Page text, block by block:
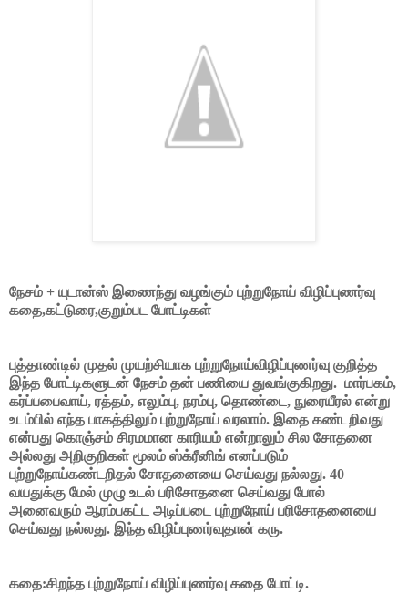
நேசம் + யுடான்ஸ் இணைந்து வழங்கும் புற்றுநோய் விழிப்புணர்வு
கதை,கட்டுரை,குறும்பட போட்டிகள்
புத்தாண்டில் முதல் முயற்சியாக புற்றுநோய்விழிப்புணர்வு குறித்த
இந்த போட்டிகளுடன் நேசம் தன் பணியை துவங்குகிறது. மார்பகம்,
கர்ப்பபைவாய், ரத்தம், எலும்பு, நரம்பு, தொண்டை, நுரையீரல் என்று
உடம்பில் எந்த பாகத்திலும் புற்றுநோய் வரலாம். இதை கண்டறிவது
என்பது கொஞ்சம் சிரமமான காரியம் என்றாலும் சில சோதனை
அல்லது அறிகுறிகள் மூலம் ஸ்க்ரீனிங் எனப்படும்
புற்றுநோய்கண்டறிதல் சோதனையை செய்வது நல்லது. 40
வயதுக்கு மேல் முழு உடல் பரிசோதனை செய்வது போல்
அனைவரும் ஆரம்பகட்ட அடிப்படை புற்றுநோய் பரிசோதனையை
செய்வது நல்லது. இந்த விழிப்புணர்வுதான் கரு.
கதை:சிறந்த புற்றுநோய் விழிப்புணர்வு கதை போட்டி.